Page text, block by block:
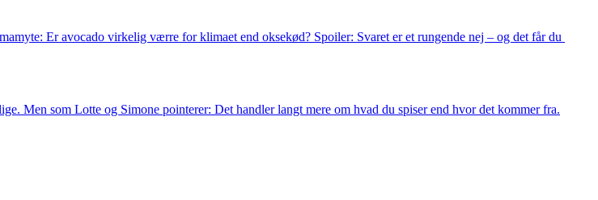
Er avocado virkelig værre for klimaet end oksekød? Spoiler: Svaret er et rungende nej – og det får du
Men som Lotte og Simone pointerer: Det handler langt mere om hvad du spiser end hvor det kommer fra.